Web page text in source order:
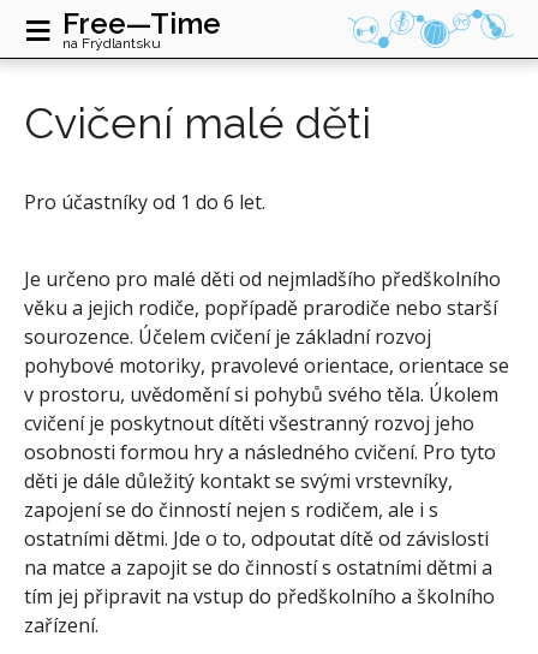
≡ Free—Time
na Frýdlantsku
Cvičení malé děti
Pro účastníky od 1 do 6 let.
Je určeno pro malé děti od nejmladšího předškolního
věku a jejich rodiče, popřípadě prarodiče nebo starší
sourozence. Účelem cvičení je základní rozvoj
pohybové motoriky, pravolevé orientace, orientace se
v prostoru, uvědomění si pohybů svého těla. Úkolem
cvičení je poskytnout dítěti všestranný rozvoj jeho
osobnosti formou hry a následného cvičení. Pro tyto
děti je dále důležitý kontakt se svými vrstevníky,
zapojení se do činností nejen s rodičem, ale i s
ostatními dětmi. Jde o to, odpoutat dítě od závislosti
na matce a zapojit se do činností s ostatními dětmi a
tím jej připravit na vstup do předškolního a školního
zařízení.